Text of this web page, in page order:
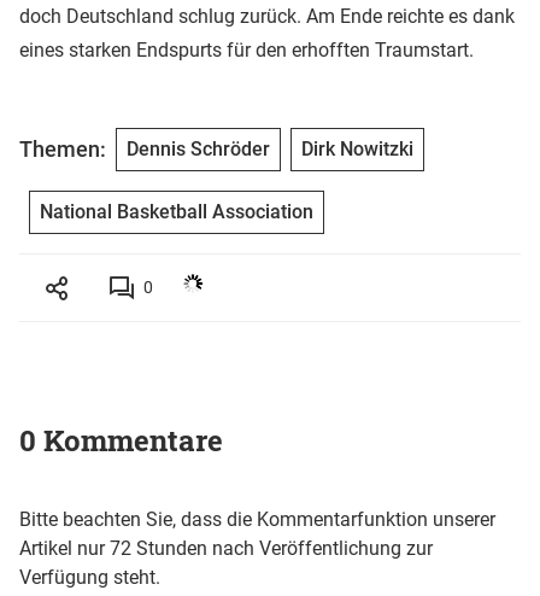
doch Deutschland schlug zurück. Am Ende reichte es dank
eines starken Endspurts für den erhofften Traumstart.
Themen: Dennis Schröder Dirk Nowitzki
National Basketball Association
0
0 Kommentare
Bitte beachten Sie, dass die Kommentarfunktion unserer
Artikel nur 72 Stunden nach Veröffentlichung zur
Verfügung steht.